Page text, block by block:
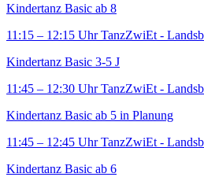
Kindertanz Basic ab 8
11:15 – 12:15 Uhr TanzZwiEt -
Kindertanz Basic 3-5 J
11:45 – 12:30 Uhr TanzZwiEt -
Kindertanz Basic ab 5 in Planung
11:45 – 12:45 Uhr TanzZwiEt -
Kindertanz Basic ab 6